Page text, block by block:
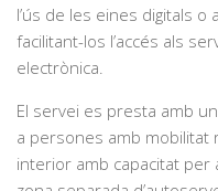
l’ús de les eines digitals
facilitant-los l’accés als
electrònica.
El servei es presta amb un
a persones amb mobilitat
interior amb capacitat